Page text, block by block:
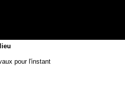
pour l'instant